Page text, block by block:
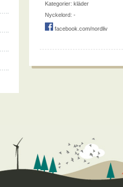
Kategorier: kläder
Nyckelord: -
facebook.com/nordliv